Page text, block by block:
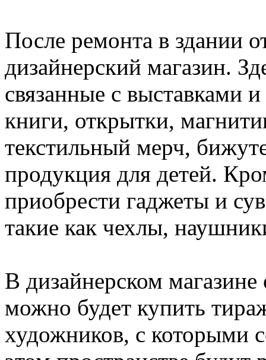
После ремонта в здании
дизайнерский магазин.
связанные с выставками
книги, открытки,
текстильный мерч,
продукция для детей.
приобрести гаджеты и
такие как чехлы,
В дизайнерском
можно будет купить
художников, с которыми